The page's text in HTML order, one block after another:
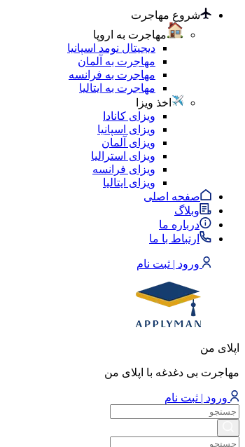
شروع مهاجرت
مهاجرت به اروپا
دیجیتال نومد اسپانیا
مهاجرت به آلمان
مهاجرت به فرانسه
مهاجرت به ایتالیا
اخذ ویزا
ویزای کانادا
ویزای اسپانیا
ویزای آلمان
ویزای استرالیا
ویزای فرانسه
ویزای ایتالیا
صفحه اصلی
وبلاگ
درباره ما
ارتباط با ما
ورود | ثبت نام
اپلای من
مهاجرت بی دغدغه با اپلای من
ورود | ثبت نام